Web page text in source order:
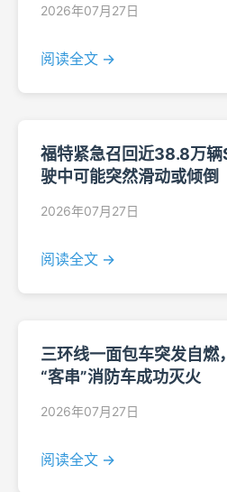
2026年07月27日
阅读全文 →
福特紧急召回近38.8万
驶中可能突然滑动或倾倒
2026年07月27日
阅读全文 →
三环线一面包车突发自燃
“客串”消防车成功灭火
2026年07月27日
阅读全文 →